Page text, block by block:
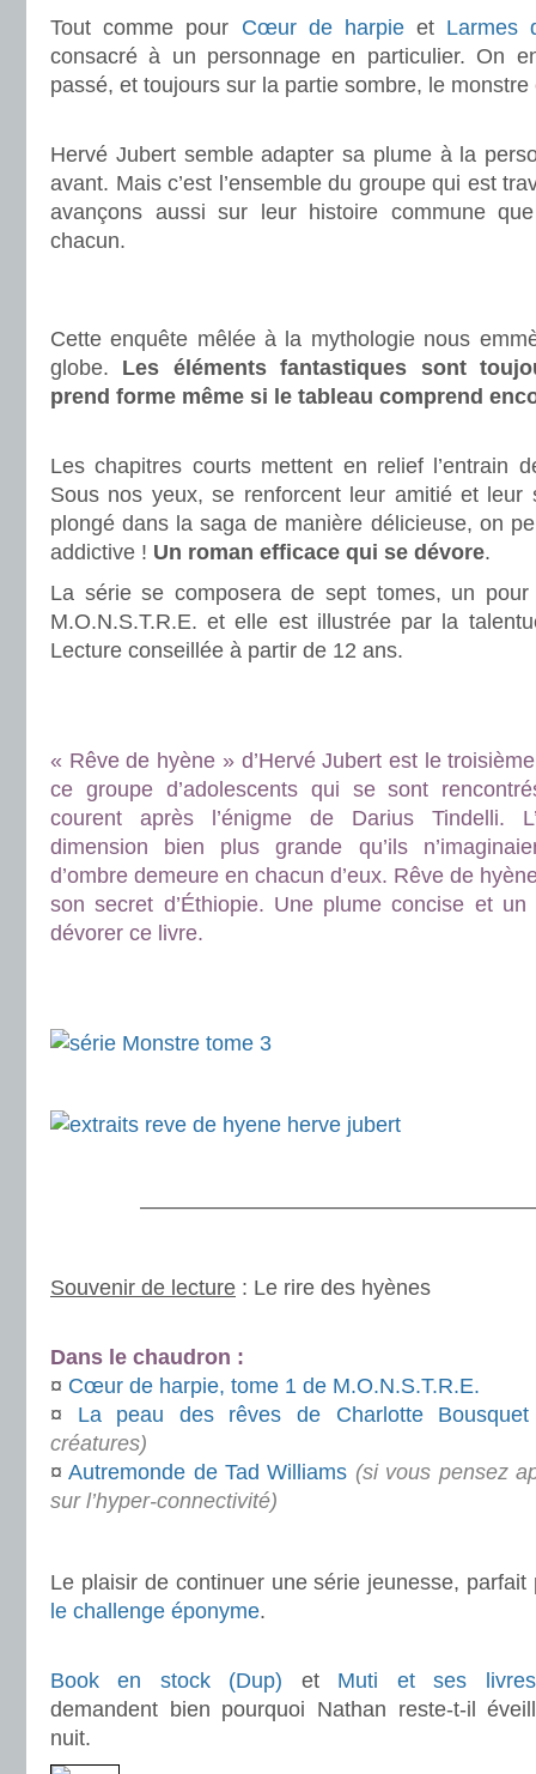
Tout comme pour Cœur de harpieet Larmes
consacré à un personnage en particulier. On
passé, et toujours sur la partie sombre, le
Hervé Jubert semble adapter sa plume à la
avant. Mais c’est l’ensemble du groupe qui est
avançons aussi sur leur histoire commune
chacun.
Cette enquête mêlée à la mythologie nous
globe. Les éléments fantastiques sont
prend forme même si le tableau comprend
Les chapitres courts mettent en relief l’entrain
Sous nos yeux, se renforcent leur amitié et leur
plongé dans la saga de manière délicieuse, on
addictive ! Un roman efficace qui se dévore.
La série se composera de sept tomes, un
M.O.N.S.T.R.E. et elle est illustrée par la
Lecture conseillée à partir de 12 ans.
« Rêve de hyène » d’Hervé Jubert est le
ce groupe d’adolescents qui se sont
courent après l’énigme de Darius Tindelli.
dimension bien plus grande qu’ils
d’ombre demeure en chacun d’eux. Rêve de
son secret d’Éthiopie. Une plume concise et
dévorer ce livre.
Souvenir de lecture : Le rire des hyènes
Dans le chaudron :
¤ Cœur de harpie, tome 1 de M.O.N.S.T.R.E.
¤ La peau des rêves de Charlotte Bousquet
créatures)
¤Autremonde de Tad Williams (si vous pensez
sur l’hyper-connectivité)
Le plaisir de continuer une série jeunesse, parfait
le challenge éponyme.
Book en stock (Dup) et Muti et ses livres
demandent bien pourquoi Nathan reste-t-il
nuit.